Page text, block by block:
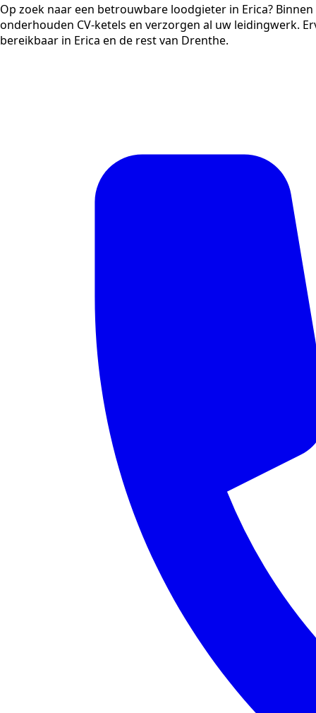
Op zoek naar een betrouwbare loodgieter in Erica?
onderhouden CV-ketels en verzorgen al uw leidingwerk.
bereikbaar in Erica en de rest van Drenthe.